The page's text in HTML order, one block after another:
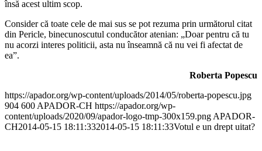
însă acest ultim scop.
Consider că toate cele de mai sus se pot rezuma prin următorul citat
din Pericle, binecunoscutul conducător atenian: „Doar pentru că tu
nu acorzi interes politicii, asta nu înseamnă că nu vei fi afectat de
ea”.
Roberta Popescu
https://apador.org/wp-content/uploads/2014/05/roberta-popescu.jpg
904 600 APADOR-CH https://apador.org/wp-
content/uploads/2020/09/apador-logo-tmp-300x159.png APADOR-
CH2014-05-15 18:11:332014-05-15 18:11:33Votul e un drept uitat?